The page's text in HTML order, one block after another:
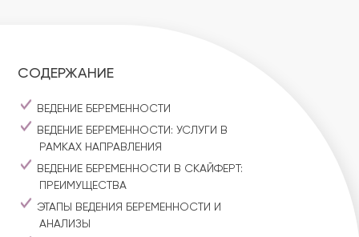
СОДЕРЖАНИЕ
ВЕДЕНИЕ БЕРЕМЕННОСТИ
ВЕДЕНИЕ БЕРЕМЕННОСТИ: УСЛУГИ В
РАМКАХ НАПРАВЛЕНИЯ
ВЕДЕНИЕ БЕРЕМЕННОСТИ В СКАЙФЕРТ:
ПРЕИМУЩЕСТВА
ЭТАПЫ ВЕДЕНИЯ БЕРЕМЕННОСТИ И
АНАЛИЗЫ